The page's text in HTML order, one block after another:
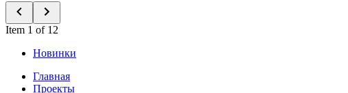
Item 1 of 12
Новинки
Главная
Проекты